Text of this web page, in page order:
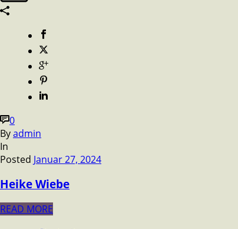
0
Byadmin
In
Posted Januar 27, 2024
Heike Wiebe
READ MORE